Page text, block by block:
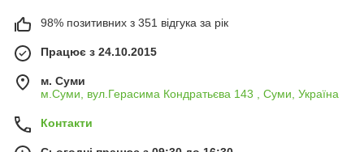
98% позитивних з 351 відгука за рік
Працює з 24.10.2015
м. Суми
м.Суми, вул.Герасима Кондратьєва 143 , Суми, Україна
Контакти